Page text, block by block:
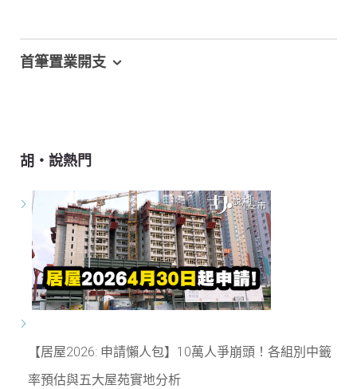
首筆置業開支
胡‧說熱門
【居屋2026: 申請懶人包】10萬人爭崩頭！各組別中籤
率預估與五大屋苑實地分析